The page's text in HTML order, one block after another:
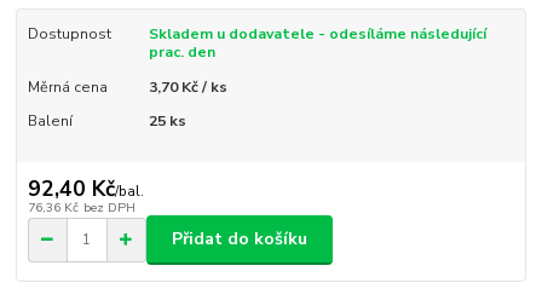
Dostupnost
Skladem u dodavatele - odesíláme následující
prac. den
Měrná cena
3,70 Kč / ks
Balení
25 ks
92,40 Kč/bal.
76,36 Kč bez DPH
Přidat do košíku